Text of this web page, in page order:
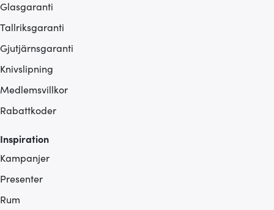
Glasgaranti
Tallriksgaranti
Gjutjärnsgaranti
Knivslipning
Medlemsvillkor
Rabattkoder
Inspiration
Kampanjer
Presenter
Rum